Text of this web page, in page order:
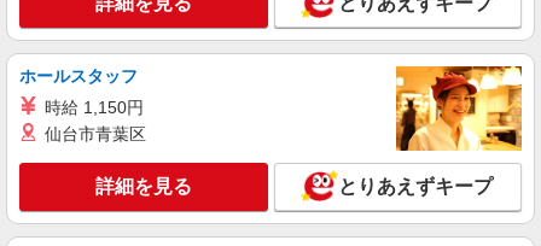
派遣社員
株式会社パソナ・大阪(NO.600117275001)
NEW
時給1600円 ＊スキル・経験により、ご相談可
能です。 月収例：246000円 ★交通費規定に基づ
大阪府高槻市（阪急京都本線総持寺駅）
キープ 詳細を見る
ホールスタッフ
時給 1,150円
仙台市青葉区
詳細を見る とりあえずキープ